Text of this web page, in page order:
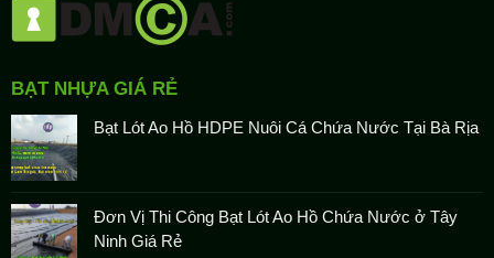
BẠT NHỰA GIÁ RẺ
Bạt Lót Ao Hồ HDPE Nuôi Cá Chứa Nước Tại Bà Rịa
Đơn Vị Thi Công Bạt Lót Ao Hồ Chứa Nước ở Tây
Ninh Giá Rẻ